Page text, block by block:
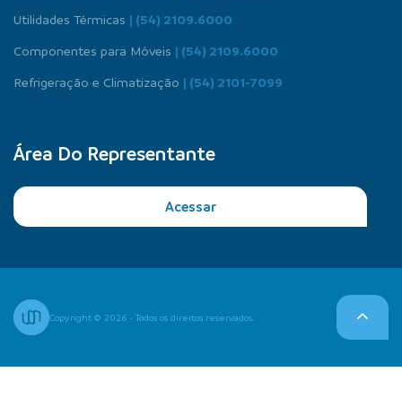
Utilidades Térmicas | (54) 2109.6000
Componentes para Móveis | (54) 2109.6000
Refrigeração e Climatização | (54) 2101-7099
Área Do Representante
Acessar
Copyright © 2026 - Todos os direitos reservados.